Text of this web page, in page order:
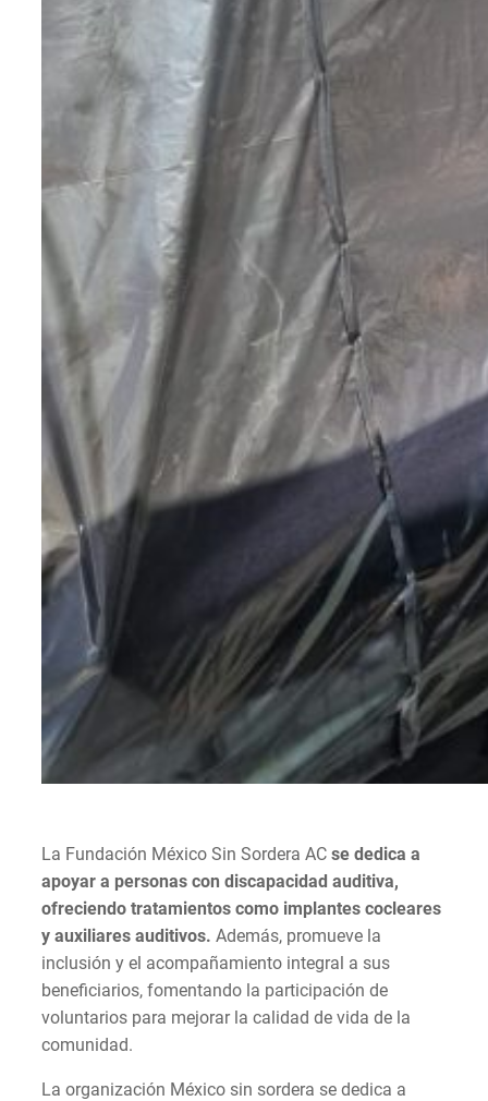
La Fundación México Sin Sordera AC se dedica a
apoyar a personas con discapacidad auditiva,
ofreciendo tratamientos como implantes cocleares
y auxiliares auditivos. Además, promueve la
inclusión y el acompañamiento integral a sus
beneficiarios, fomentando la participación de
voluntarios para mejorar la calidad de vida de la
comunidad.
La organización México sin sordera se dedica a